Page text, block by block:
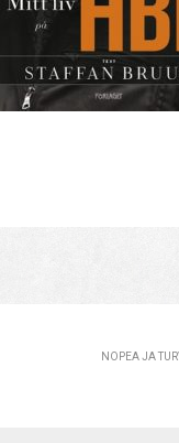
NOPEA JA